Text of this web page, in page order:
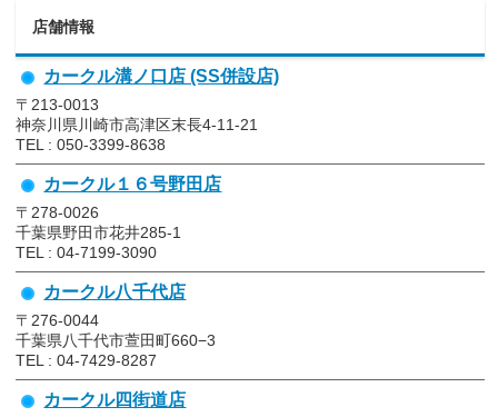
店舗情報
カークル溝ノ口店 (SS併設店)
〒213-0013
神奈川県川崎市高津区末長4-11-21
TEL : 050-3399-8638
カークル１６号野田店
〒278-0026
千葉県野田市花井285-1
TEL : 04-7199-3090
カークル八千代店
〒276-0044
千葉県八千代市萱田町660−3
TEL : 04-7429-8287
カークル四街道店